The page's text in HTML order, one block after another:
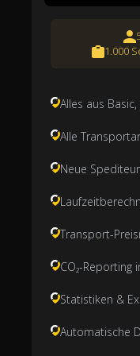
1.000
Alles aus
Alle
Neue
Transport-
CO₂-Reporting
Statistiken &
Automatische